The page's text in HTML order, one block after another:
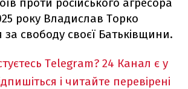
року Владислав Торко
за свободу своєї Батьківщини.
Telegram? 24 Канал є у
і читайте перевірені